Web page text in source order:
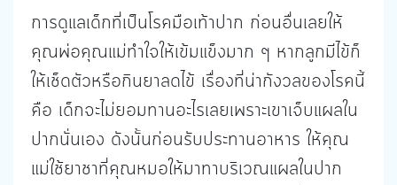
การดูแลเด็กที่เป็นโรคมือเท้าปาก ก่อนอื่นเลยให้
คุณพ่อคุณแม่ทำใจให้เข้มแข็งมาก ๆ หากลูกมีไข้ก็
ให้เช็ดตัวหรือกินยาลดไข้ เรื่องที่น่ากังวลของโรคนี้
คือ เด็กจะไม่ยอมทานอะไรเลยเพราะเขาเจ็บแผลใน
ปากนั่นเอง ดังนั้นก่อนรับประทานอาหาร ให้คุณ
แม่ใช้ยาชาที่คุณหมอให้มาทาบริเวณแผลในปาก